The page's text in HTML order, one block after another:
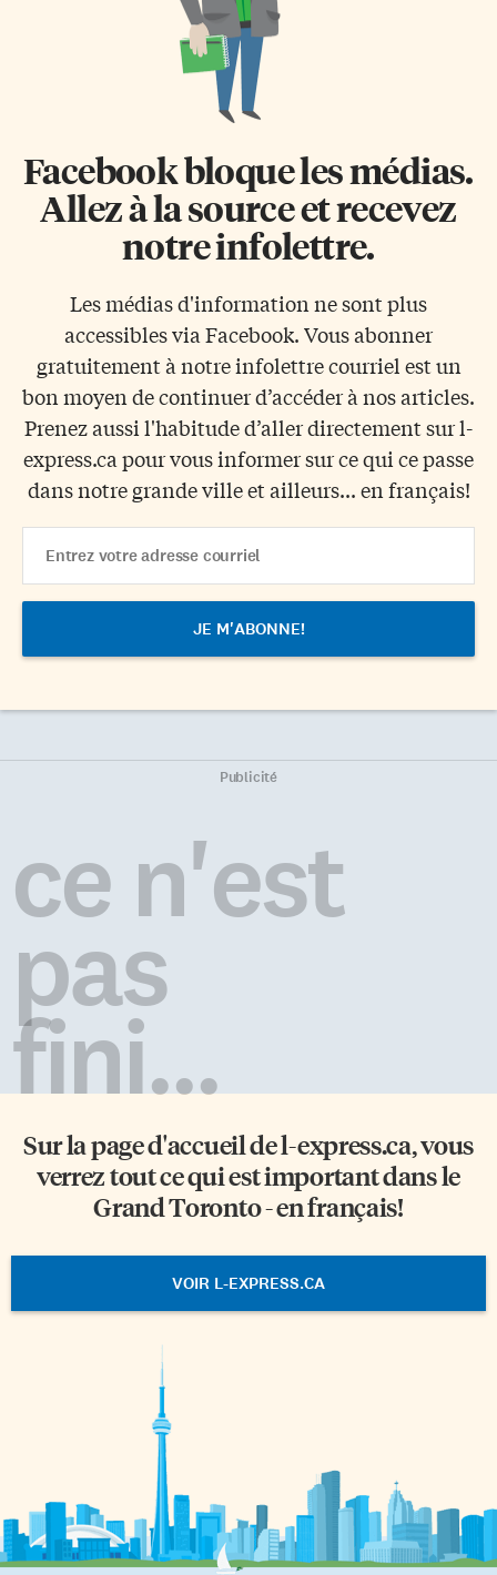
Facebook bloque les médias.
Allez à la source et recevez
notre infolettre.
Les médias d'information ne sont plus
accessibles via Facebook. Vous abonner
gratuitement à notre infolettre courriel est un
bon moyen de continuer d’accéder à nos articles.
Prenez aussi l'habitude d’aller directement sur l-
express.ca pour vous informer sur ce qui ce passe
dans notre grande ville et ailleurs... en français!
Address
Publicité
ce n'est
pas
fini...
Sur la page d'accueil del-express.ca, vous
verrez tout ce qui est important dans le
Grand Toronto - en français!
VOIR L-EXPRESS.CA